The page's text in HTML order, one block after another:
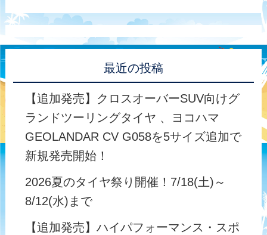
最近の投稿
【追加発売】クロスオーバーSUV向けグ
ランドツーリングタイヤ 、ヨコハマ
GEOLANDAR CV G058を5サイズ追加で
新規発売開始！
2026夏のタイヤ祭り開催！7/18(土)～
8/12(水)まで
【追加発売】ハイパフォーマンス・スポ